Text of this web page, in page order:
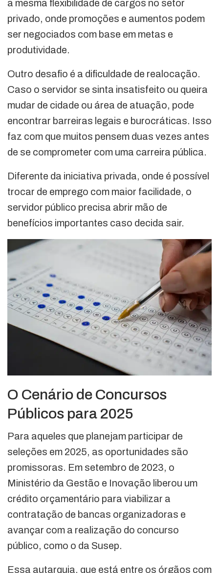
a mesma flexibilidade de cargos no setor
privado, onde promoções e aumentos podem
ser negociados com base em metas e
produtividade.
Outro desafio é a dificuldade de realocação.
Caso o servidor se sinta insatisfeito ou queira
mudar de cidade ou área de atuação, pode
encontrar barreiras legais e burocráticas. Isso
faz com que muitos pensem duas vezes antes
de se comprometer com uma carreira pública.
Diferente da iniciativa privada, onde é possível
trocar de emprego com maior facilidade, o
servidor público precisa abrir mão de
benefícios importantes caso decida sair.
O Cenário de Concursos
Públicos para 2025
Para aqueles que planejam participar de
seleções em 2025, as oportunidades são
promissoras. Em setembro de 2023, o
Ministério da Gestão e Inovação liberou um
crédito orçamentário para viabilizar a
contratação de bancas organizadoras e
avançar com a realização do concurso
público, como o da Susep.
Essa autarquia, que está entre os órgãos com